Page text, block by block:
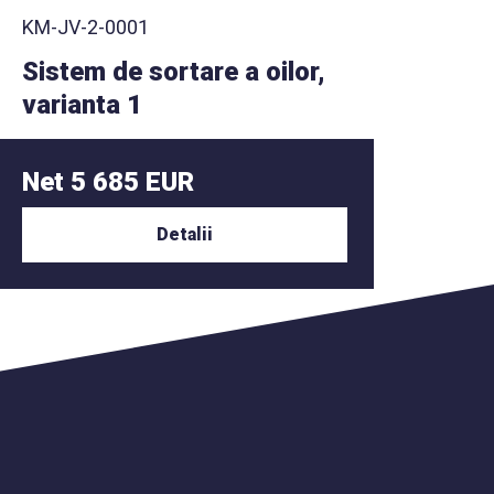
KM-JV-2-0001
Sistem de sortare a oilor,
varianta 1
Net 5 685 EUR
Detalii